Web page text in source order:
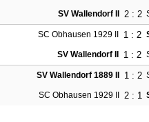
SV Wallendorf II 2 : 2
SC Obhausen 1929 II 1 : 2
SV Wallendorf II 1 : 2
SV Wallendorf 1889 II 1 : 2
SC Obhausen 1929 II 2 : 1